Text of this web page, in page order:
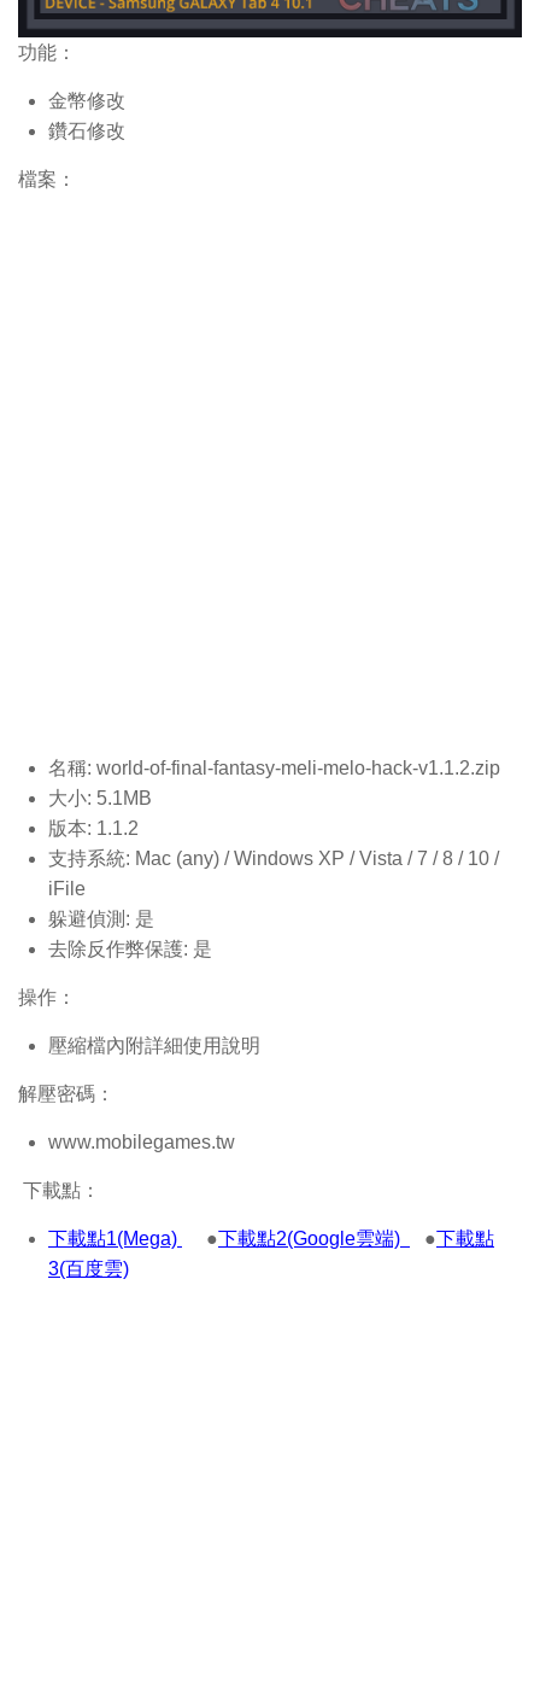
功能：
金幣修改
鑽石修改
檔案：
名稱: world-of-final-fantasy-meli-melo-hack-v1.1.2.zip
大小: 5.1MB
版本: 1.1.2
支持系統: Mac (any) / Windows XP / Vista / 7 / 8 / 10 /
iFile
躲避偵測: 是
去除反作弊保護: 是
操作：
壓縮檔內附詳細使用說明
解壓密碼：
www.mobilegames.tw
下載點：
下載點1(Mega) ●下載點2(Google雲端) ●下載點
3(百度雲)